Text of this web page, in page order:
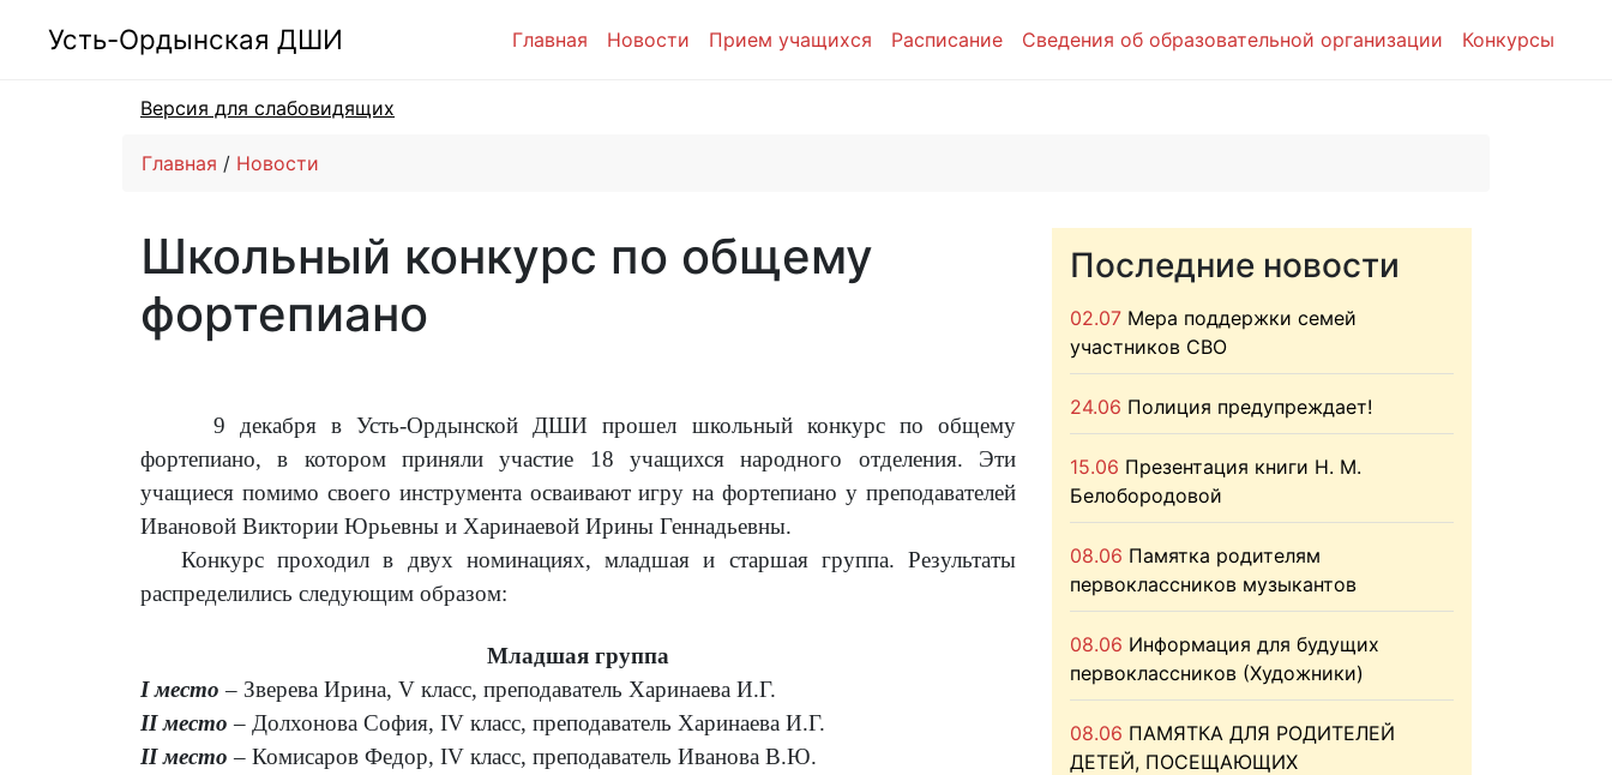
Усть-Ордынская ДШИ Главная Новости Прием учащихся Расписание Сведения об образовательной организации Конкурсы
Версия для слабовидящих
Главная Новости
Школьный конкурс по общему
фортепиано
9 декабря в Усть-Ордынской ДШИ прошел школьный конкурс по общему
фортепиано, в котором приняли участие 18 учащихся народного отделения. Эти
учащиеся помимо своего инструмента осваивают игру на фортепиано у преподавателей
Ивановой Виктории Юрьевны и Харинаевой Ирины Геннадьевны.
Конкурс проходил в двух номинациях, младшая и старшая группа. Результаты
распределились следующим образом:
Младшая группа
Iместо – Зверева Ирина, V класс, преподаватель Харинаева И.Г.
IIместо – Долхонова София, IV класс, преподаватель Харинаева И.Г.
IIместо – Комисаров Федор, IV класс, преподаватель Иванова В.Ю.
Последние новости
02.07 Мера поддержки семей
участников СВО
24.06 Полиция предупреждает!
15.06 Презентация книги Н. М.
Белобородовой
08.06 Памятка родителям
первоклассников музыкантов
08.06 Информация для будущих
первоклассников (Художники)
08.06 ПАМЯТКА ДЛЯ РОДИТЕЛЕЙ
ДЕТЕЙ, ПОСЕЩАЮЩИХ